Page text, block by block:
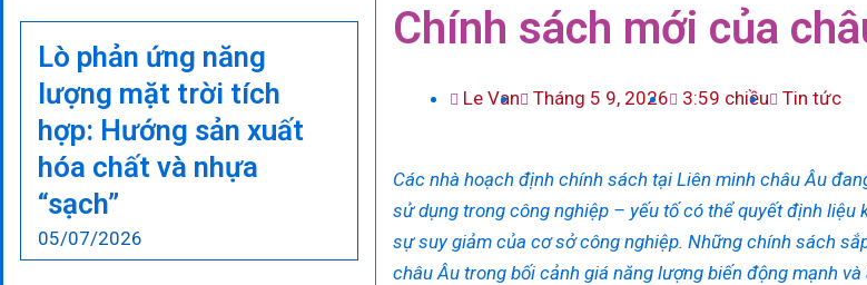
Lò phản ứng năng
lượng mặt trời tích
hợp: Hướng sản xuất
hóa chất và nhựa
“sạch”
05/07/2026
Chính sách mới của
Le Van Tháng 5 9, 2026 3:59 chiều Tin tức
Các nhà hoạch định chính sách tại Liên minh châu Âu
sử dụng trong công nghiệp – yếu tố có thể quyết định
sự suy giảm của cơ sở công nghiệp. Những chính sách
châu Âu trong bối cảnh giá năng lượng biến động mạnh